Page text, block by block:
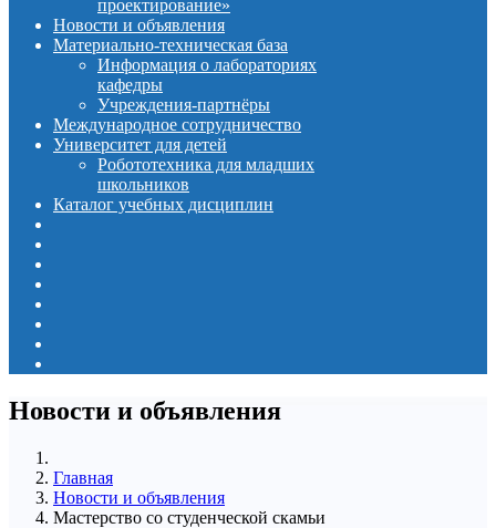
проектирование»
Новости и объявления
Материально-техническая база
Информация о лабораториях
кафедры
Учреждения-партнёры
Международное сотрудничество
Университет для детей
Робототехника для младших
школьников
Каталог учебных дисциплин
Новости и объявления
Главная
Новости и объявления
Мастерство со студенческой скамьи